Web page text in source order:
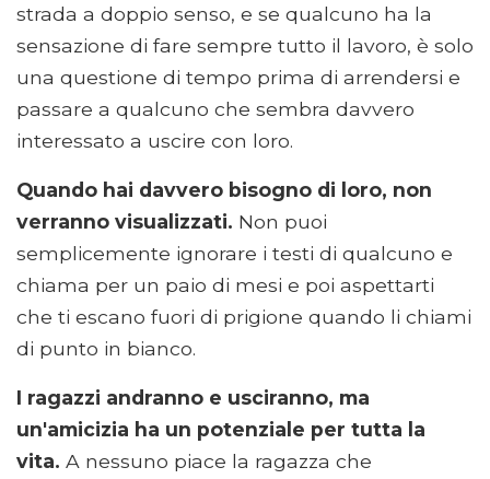
strada a doppio senso, e se qualcuno ha la
sensazione di fare sempre tutto il lavoro, è solo
una questione di tempo prima di arrendersi e
passare a qualcuno che sembra davvero
interessato a uscire con loro.
Quando hai davvero bisogno di loro, non
verranno visualizzati. Non puoi
semplicemente ignorare i testi di qualcuno e
chiama per un paio di mesi e poi aspettarti
che ti escano fuori di prigione quando li chiami
di punto in bianco.
I ragazzi andranno e usciranno, ma
un'amicizia ha un potenziale per tutta la
vita. A nessuno piace la ragazza che